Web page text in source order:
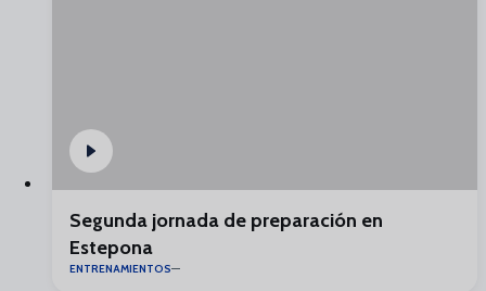
Segunda jornada de preparación en
Estepona
ENTRENAMIENTOS